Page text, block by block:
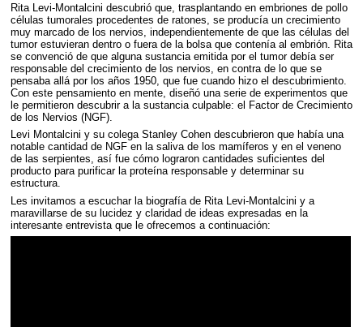
Rita Levi-Montalcini descubrió que, trasplantando en embriones de pollo
células tumorales procedentes de ratones, se producía un crecimiento
muy marcado de los nervios, independientemente de que las células del
tumor estuvieran dentro o fuera de la bolsa que contenía al embrión. Rita
se convenció de que alguna sustancia emitida por el tumor debía ser
responsable del crecimiento de los nervios, en contra de lo que se
pensaba allá por los años 1950, que fue cuando hizo el descubrimiento.
Con este pensamiento en mente, diseñó una serie de experimentos que
le permitieron descubrir a la sustancia culpable: el Factor de Crecimiento
de los Nervios (NGF).
Levi Montalcini y su colega Stanley Cohen descubrieron que había una
notable cantidad de NGFen la saliva de los mamíferos y en el veneno
de las serpientes, así fue cómo lograron cantidades suficientes del
producto para purificar la proteína responsable y determinar su
estructura.
Les invitamos a escuchar la biografía de Rita Levi-Montalcini y a
maravillarse de su lucidez y claridad de ideas expresadas en la
interesante entrevista que le ofrecemos a continuación: